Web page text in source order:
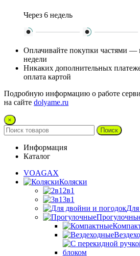
Через 6 недель
Оплачивайте покупки частями —
недели
Никаких дополнительных
оплата картой
Подробную информацию о работе
на сайте dolyame.ru
×
Поиск
Информация
Каталог
VOAGAX
Коляски
2в1
3в1